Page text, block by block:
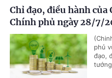
Chỉ đạo, điều hành
Chính phủ ngày 28/7/
phủ
đạo,